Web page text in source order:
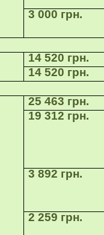
3 000 грн.
14 520 грн.
14 520 грн.
25 463 грн.
19 312 грн.
3 892 грн.
2 259 грн.